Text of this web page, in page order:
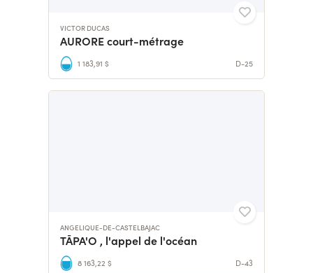
VICTOR DUCAS
AURORE court-métrage
1 183,91 $ D-25
ANGELIQUE-DE-CASTELBAJAC
TĀPA'O , l'appel de l'océan
8 163,22 $ D-43